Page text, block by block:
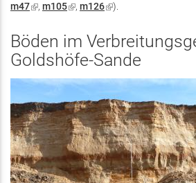
m47(Link
extern)
, m105(Link
extern)
, m126(Link
extern)
).
Böden im
Goldshöfe-Sande